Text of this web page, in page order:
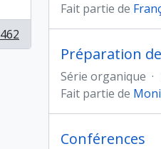
462
Fait partie de
Préparation
Série organique ·
Fait partie de
Conférences